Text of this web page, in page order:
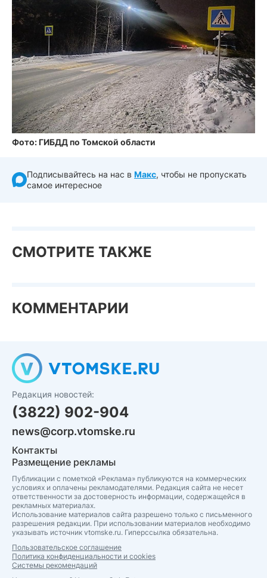
Фото: ГИБДД по Томской области
Подписывайтесь на нас в Макс, чтобы не пропускать
самое интересное
СМОТРИТЕ ТАКЖЕ
КОММЕНТАРИИ
Редакция новостей:
(3822) 902-904
news@corp.vtomske.ru
Контакты
Размещение рекламы
Публикации с пометкой «Реклама» публикуются на коммерческих
условиях и оплачены рекламодателями. Редакция сайта не несет
ответственности за достоверность информации, содержащейся в
рекламных материалах.
Использование материалов сайта разрешено только с письменного
разрешения редакции. При использовании материалов необходимо
указывать источник vtomske.ru. Гиперссылка обязательна.
Пользовательское соглашение
Политика конфиденциальности и cookies
Системы рекомендаций